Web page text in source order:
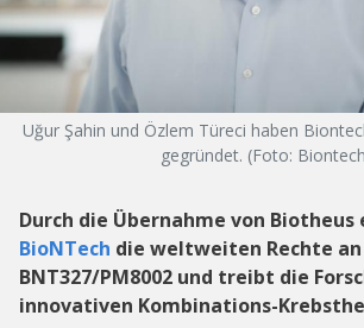
Uğur Şahin und Özlem Türeci haben
gegründet. (Foto:
Durch die Übernahme von Biotheus
BioNTech die weltweiten Rechte an
BNT327/PM8002 und treibt die
innovativen Kombinations-